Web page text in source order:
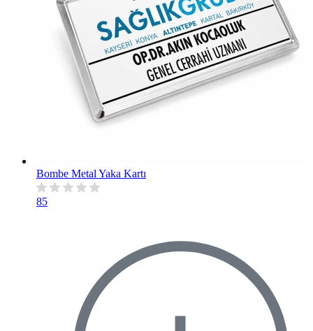
Bombe Metal Yaka Kartı
85